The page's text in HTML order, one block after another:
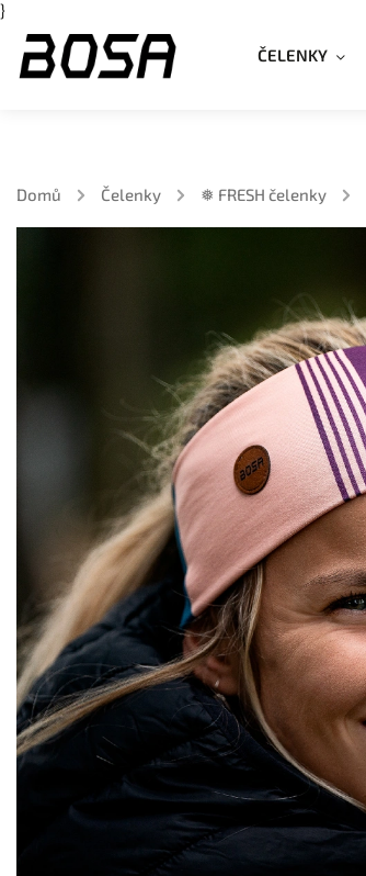
}
ČELENKY
Domů / Čelenky / ❅ FRESH čelenky /